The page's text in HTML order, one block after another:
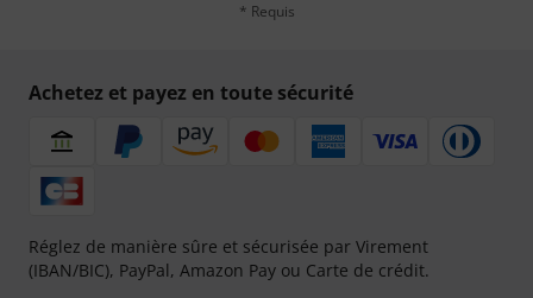
* Requis
Achetez et payez en toute sécurité
Réglez de manière sûre et sécurisée par Virement
(IBAN/BIC), PayPal, Amazon Pay ou Carte de crédit.